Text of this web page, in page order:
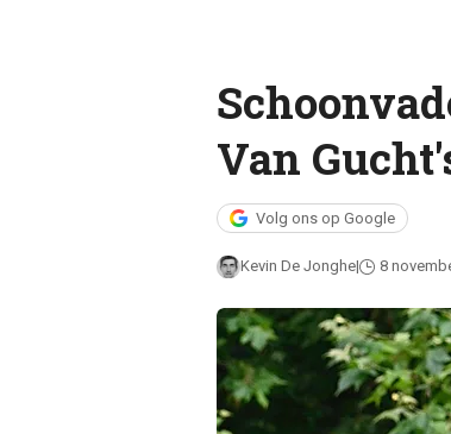
Van
Volg ons op Google
Kevin De Jonghe 8